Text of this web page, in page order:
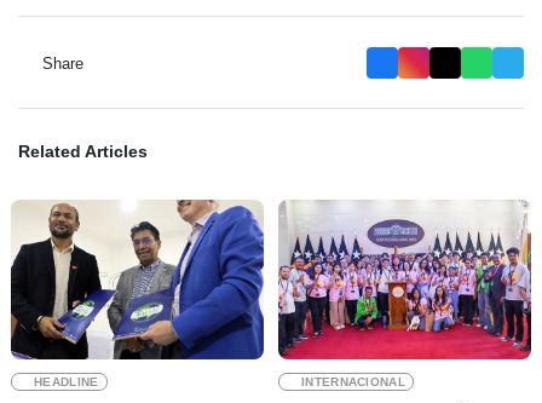
Share
Related Articles
HEADLINE INTERNACIONAL